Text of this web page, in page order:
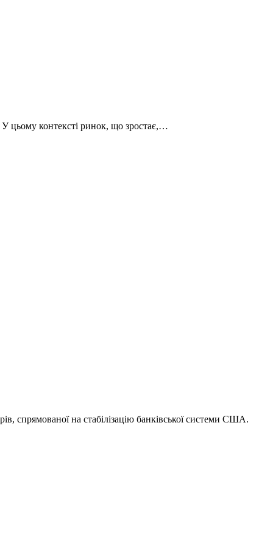
У цьому контексті ринок, що зростає,…
спрямованої на стабілізацію банківської системи США.